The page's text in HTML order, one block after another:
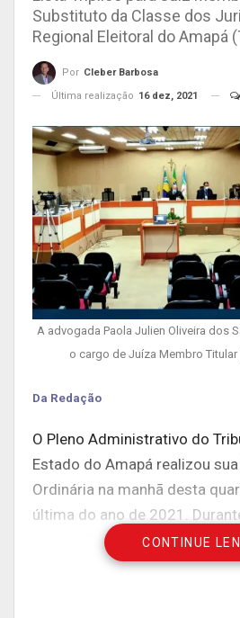
Substituto da Classe dos
Regional Eleitoral do Amapá
Por Cleber Barbosa
Última realização 16 dez, 2021
A advogada Paola Julien Oliveira dos
o cargo de Juíza Membro
Da Redação
O Pleno Administrativo do
Estado do Amapá realizou
Ordinária na manhã desta
última do ano de 2021.
apreciados os processos que
recomposição da Lista
CONTINUE